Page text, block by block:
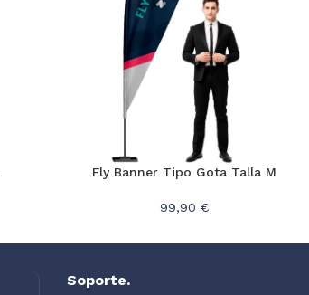
Fly Banner Tipo Gota Talla M
99,90 €
Soporte.